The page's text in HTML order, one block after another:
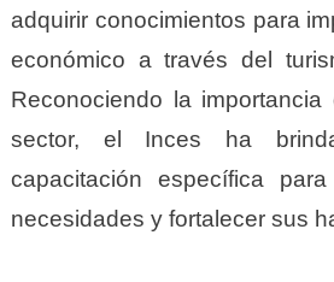
adquirir conocimientos para
económico a través del
Reconociendo la
sector, el Inces ha
capacitación específica
necesidades y fortalecer sus